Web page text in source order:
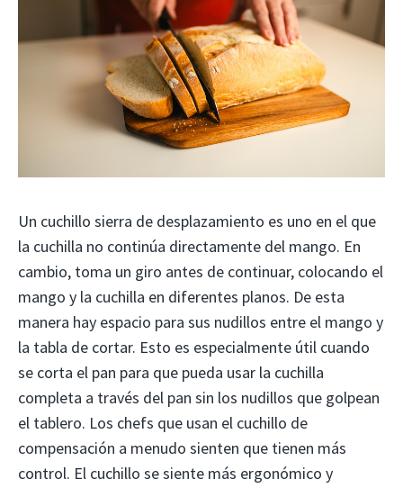
Un cuchillo sierra de desplazamiento es uno en el que
la cuchilla no continúa directamente del mango. En
cambio, toma un giro antes de continuar, colocando el
mango y la cuchilla en diferentes planos. De esta
manera hay espacio para sus nudillos entre el mango y
la tabla de cortar. Esto es especialmente útil cuando
se corta el pan para que pueda usar la cuchilla
completa a través del pan sin los nudillos que golpean
el tablero. Los chefs que usan el cuchillo de
compensación a menudo sienten que tienen más
control. El cuchillo se siente más ergonómico y